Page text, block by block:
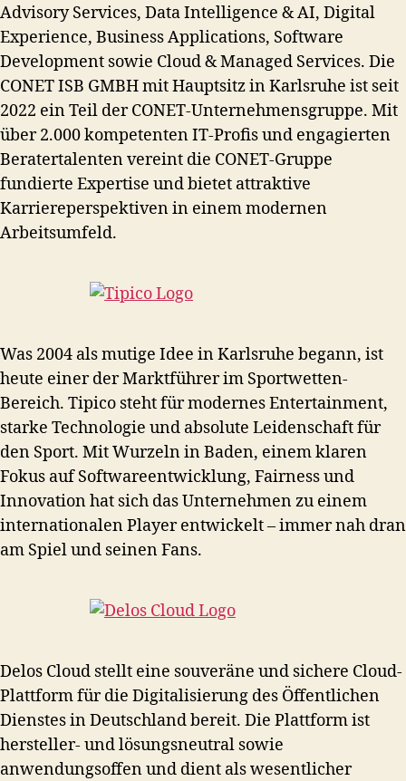
Advisory Services, Data Intelligence & AI, Digital
Experience, Business Applications, Software
Development sowie Cloud & Managed Services. Die
CONET ISB GMBH mit Hauptsitz in Karlsruhe ist seit
2022 ein Teil der CONET-Unternehmensgruppe. Mit
über 2.000 kompetenten IT-Profis und engagierten
Beratertalenten vereint die CONET-Gruppe
fundierte Expertise und bietet attraktive
Karriereperspektiven in einem modernen
Arbeitsumfeld.
Was 2004 als mutige Idee in Karlsruhe begann, ist
heute einer der Marktführer im Sportwetten-
Bereich. Tipico steht für modernes Entertainment,
starke Technologie und absolute Leidenschaft für
den Sport. Mit Wurzeln in Baden, einem klaren
Fokus auf Softwareentwicklung, Fairness und
Innovation hat sich das Unternehmen zu einem
internationalen Player entwickelt – immer nah dran
am Spiel und seinen Fans.
Delos Cloud stellt eine souveräne und sichere Cloud-
Plattform für die Digitalisierung des Öffentlichen
Dienstes in Deutschland bereit. Die Plattform ist
hersteller- und lösungsneutral sowie
anwendungsoffen und dient als wesentlicher